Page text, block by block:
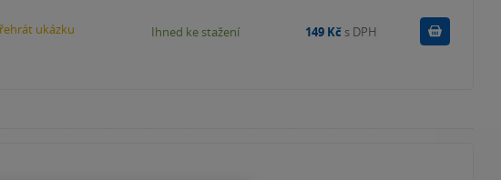
ukázku Ihned ke stažení 149 Kč s DPH Koupit